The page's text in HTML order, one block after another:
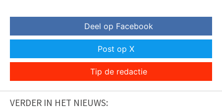
Deel op Facebook
Post op X
Tip de redactie
VERDER IN HET NIEUWS: